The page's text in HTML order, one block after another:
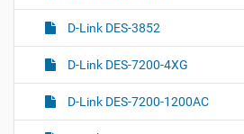
D-Link DES-3852
D-Link DES-7200-4XG
D-Link DES-7200-1200AC